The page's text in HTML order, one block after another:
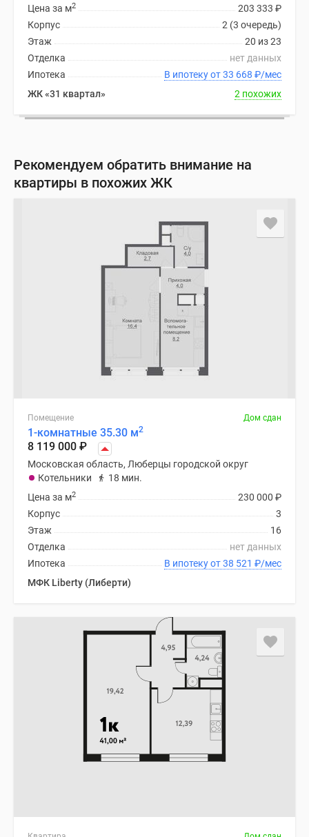
203 333 ₽
Цена за м2
2 (3 очередь)
Корпус
20 из 23
Этаж
нет данных
Отделка
В ипотеку от 33 668 ₽/мес
Ипотека
ЖК «31 квартал»
2 похожих
Рекомендуем обратить внимание на
квартиры в похожих ЖК
Помещение Дом сдан
1-комнатные 35.30 м2
8 119 000 ₽
Московская область, Люберцы городской округ
Котельники
18 мин.
230 000 ₽
Цена за м2
3
Корпус
16
Этаж
нет данных
Отделка
В ипотеку от 38 521 ₽/мес
Ипотека
МФК Liberty (Либерти)